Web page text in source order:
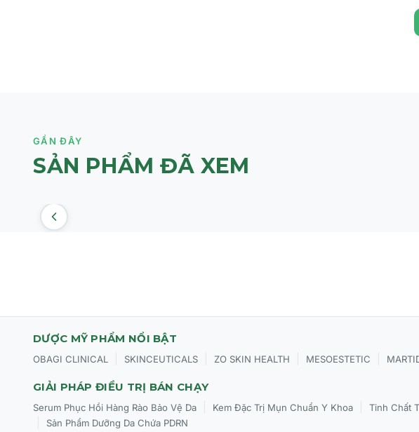
GẦN ĐÂY
SẢN PHẨM ĐÃ XEM
DƯỢC MỸ PHẨM NỔI BẬT
OBAGI CLINICAL SKINCEUTICALS ZO SKIN HEALTH MESOESTETIC
GIẢI PHÁP ĐIỀU TRỊ BÁN CHẠY
Serum Phục Hồi Hàng Rào Bảo Vệ Da Kem Đặc Trị Mụn Chuẩn Y Khoa Tinh Chất
Sản Phẩm Dưỡng Da Chứa PDRN